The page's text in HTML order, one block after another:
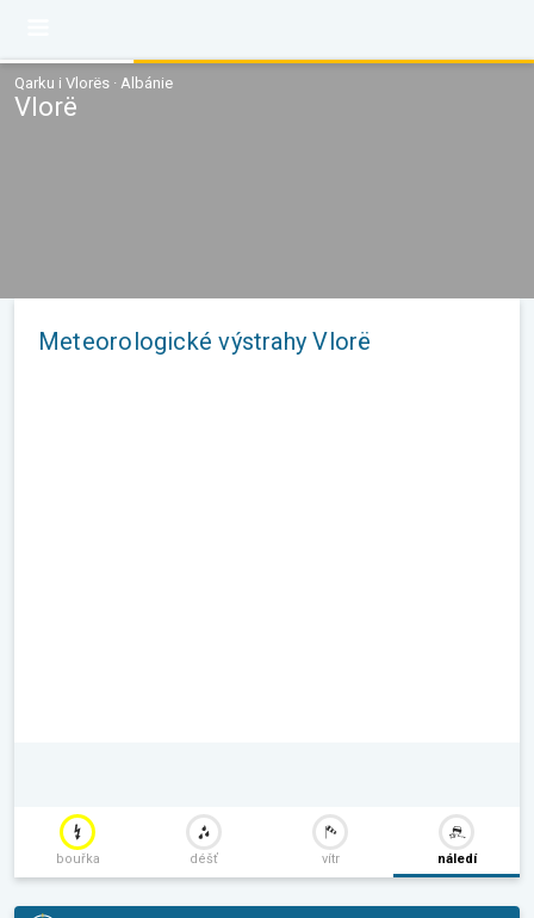
Qarku i Vlorës · Albánie
Vlorë
Meteorologické výstrahy Vlorë
bouřka déšť vítr náledí